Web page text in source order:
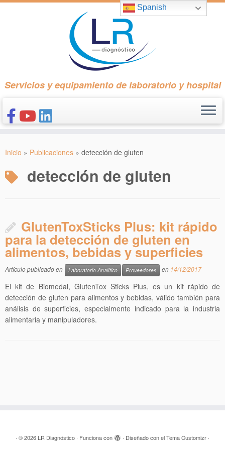
Saltar
Servicios y equipamiento de laboratorio y hospital
CONÓCENOS
NUESTROS PRODUCTOS
Inicio » Publicaciones » detección de gluten
detección de gluten
GlutenToxSticks Plus: kit rápido
para la detección de gluten en
alimentos, bebidas y superficies
Artículo publicado en Laboratorio Analítico Proveedores en 14/12/2017
El kit de Biomedal, GlutenTox Sticks Plus, es un kit rápido de
detección de gluten para alimentos y bebidas, válido también para
análisis de superficies, especialmente indicado para la industria
alimentaria y manipuladores.
· © 2026 LR Diagnóstico · Funciona con · Diseñado con elTema Customizr ·
Spanish